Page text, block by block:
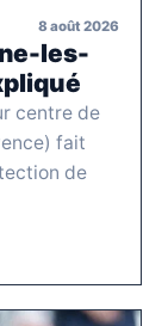
8 août 2026
les-
centre de
fait
de